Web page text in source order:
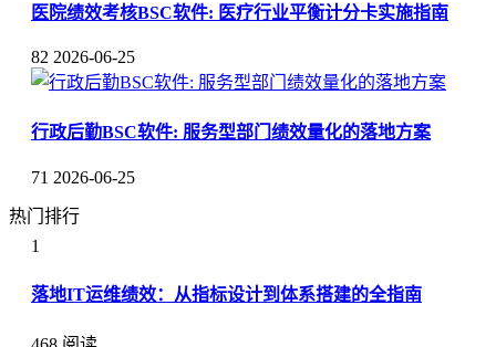
医院绩效考核BSC软件: 医疗行业平衡计分卡实施指南
82 2026-06-25
行政后勤BSC软件: 服务型部门绩效量化的落地方案
71 2026-06-25
热门排行
1
落地IT运维绩效：从指标设计到体系搭建的全指南